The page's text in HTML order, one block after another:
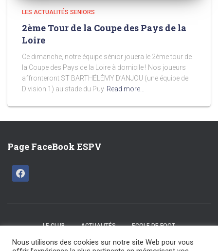
LES ACTUALITÉS SENIORS
2ème Tour de la Coupe des Pays de la
Loire
Ce dimanche, notre équipe sénior jouera le 2ème tour de
la Coupe des Pays de la Loire à domicile ! Nos joueurs
affronteront ST BARTHÉLÉMY D’ANJOU (une équipe de
Division 1) au stade du Puy Read more…
Page FaceBook ESPV
LE CLUB ACTUALITÉS ECOLE DE FOOT
Nous utilisons des cookies sur notre site Web pour vous